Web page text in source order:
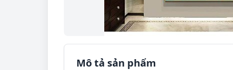
Mô tả sản phẩm